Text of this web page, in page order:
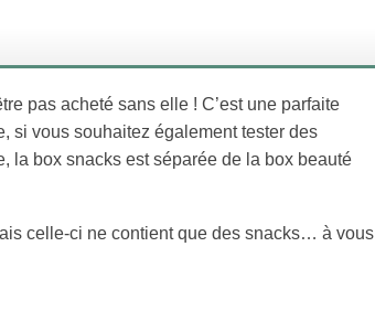
pas acheté sans elle ! C’est une parfaite
si vous souhaitez également tester des
la box snacks est séparée de la box beauté
celle-ci ne contient que des snacks… à vous